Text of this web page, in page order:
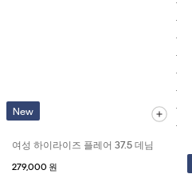
New
여성 하이라이즈 플레어 37.5 데님
279,000 원